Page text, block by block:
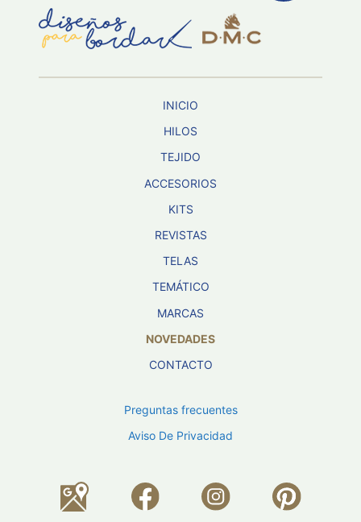
INICIO
HILOS
TEJIDO
ACCESORIOS
KITS
REVISTAS
TELAS
TEMÁTICO
MARCAS
NOVEDADES
CONTACTO
Preguntas frecuentes
Aviso De Privacidad